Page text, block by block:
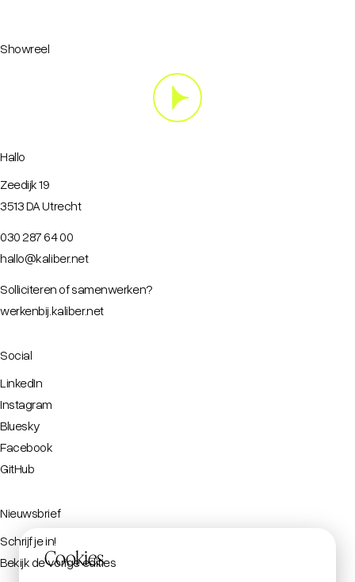
Showreel
Hallo
Zeedijk 19
3513 DA Utrecht
030 287 64 00
hallo@kaliber.net
Solliciteren of samenwerken?
werkenbij.kaliber.net
Social
LinkedIn
Instagram
Bluesky
Facebook
GitHub
Nieuwsbrief
Schrijf je in!
Bekijk de vorige edities
Cookies